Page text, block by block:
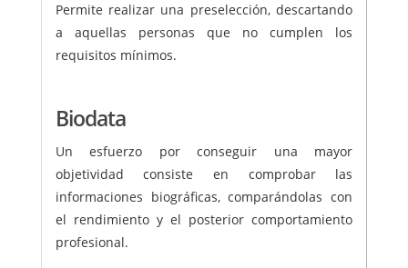
Permite realizar una preselección, descartando
a aquellas personas que no cumplen los
requisitos mínimos.
Biodata
Un esfuerzo por conseguir una mayor
objetividad consiste en comprobar las
informaciones biográficas, comparándolas con
el rendimiento y el posterior comportamiento
profesional.